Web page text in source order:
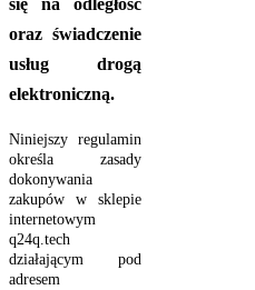
się na odległość
oraz świadczenie
usług drogą
elektroniczną.
Niniejszy regulamin
określa zasady
dokonywania
zakupów w sklepie
internetowym
q24q.tech
działającym pod
adresem